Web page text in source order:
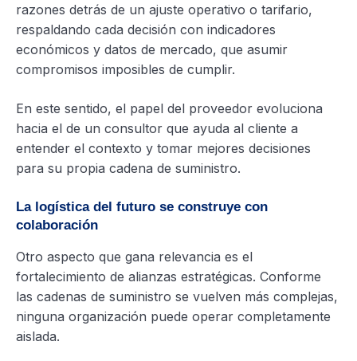
razones detrás de un ajuste operativo o tarifario,
respaldando cada decisión con indicadores
económicos y datos de mercado, que asumir
compromisos imposibles de cumplir.
En este sentido, el papel del proveedor evoluciona
hacia el de un consultor que ayuda al cliente a
entender el contexto y tomar mejores decisiones
para su propia cadena de suministro.
La logística del futuro se construye con
colaboración
Otro aspecto que gana relevancia es el
fortalecimiento de alianzas estratégicas. Conforme
las cadenas de suministro se vuelven más complejas,
ninguna organización puede operar completamente
aislada.